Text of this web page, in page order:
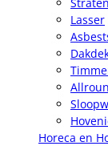
Lasser
Horeca en